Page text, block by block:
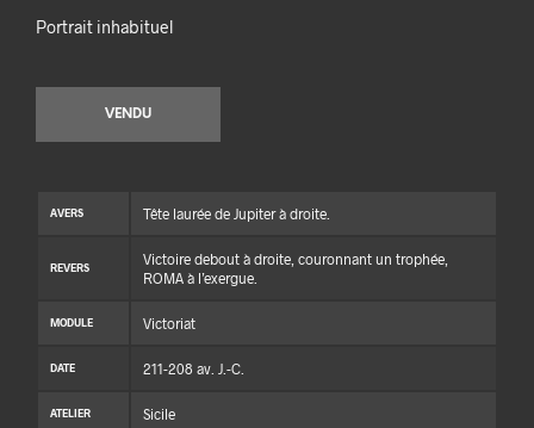
Portrait inhabituel
VENDU
AVERS Tête laurée de Jupiter à droite.
REVERS
Victoire debout à droite, couronnant un trophée,
ROMA à l’exergue.
MODULE Victoriat
DATE 211-208 av. J.-C.
ATELIER Sicile